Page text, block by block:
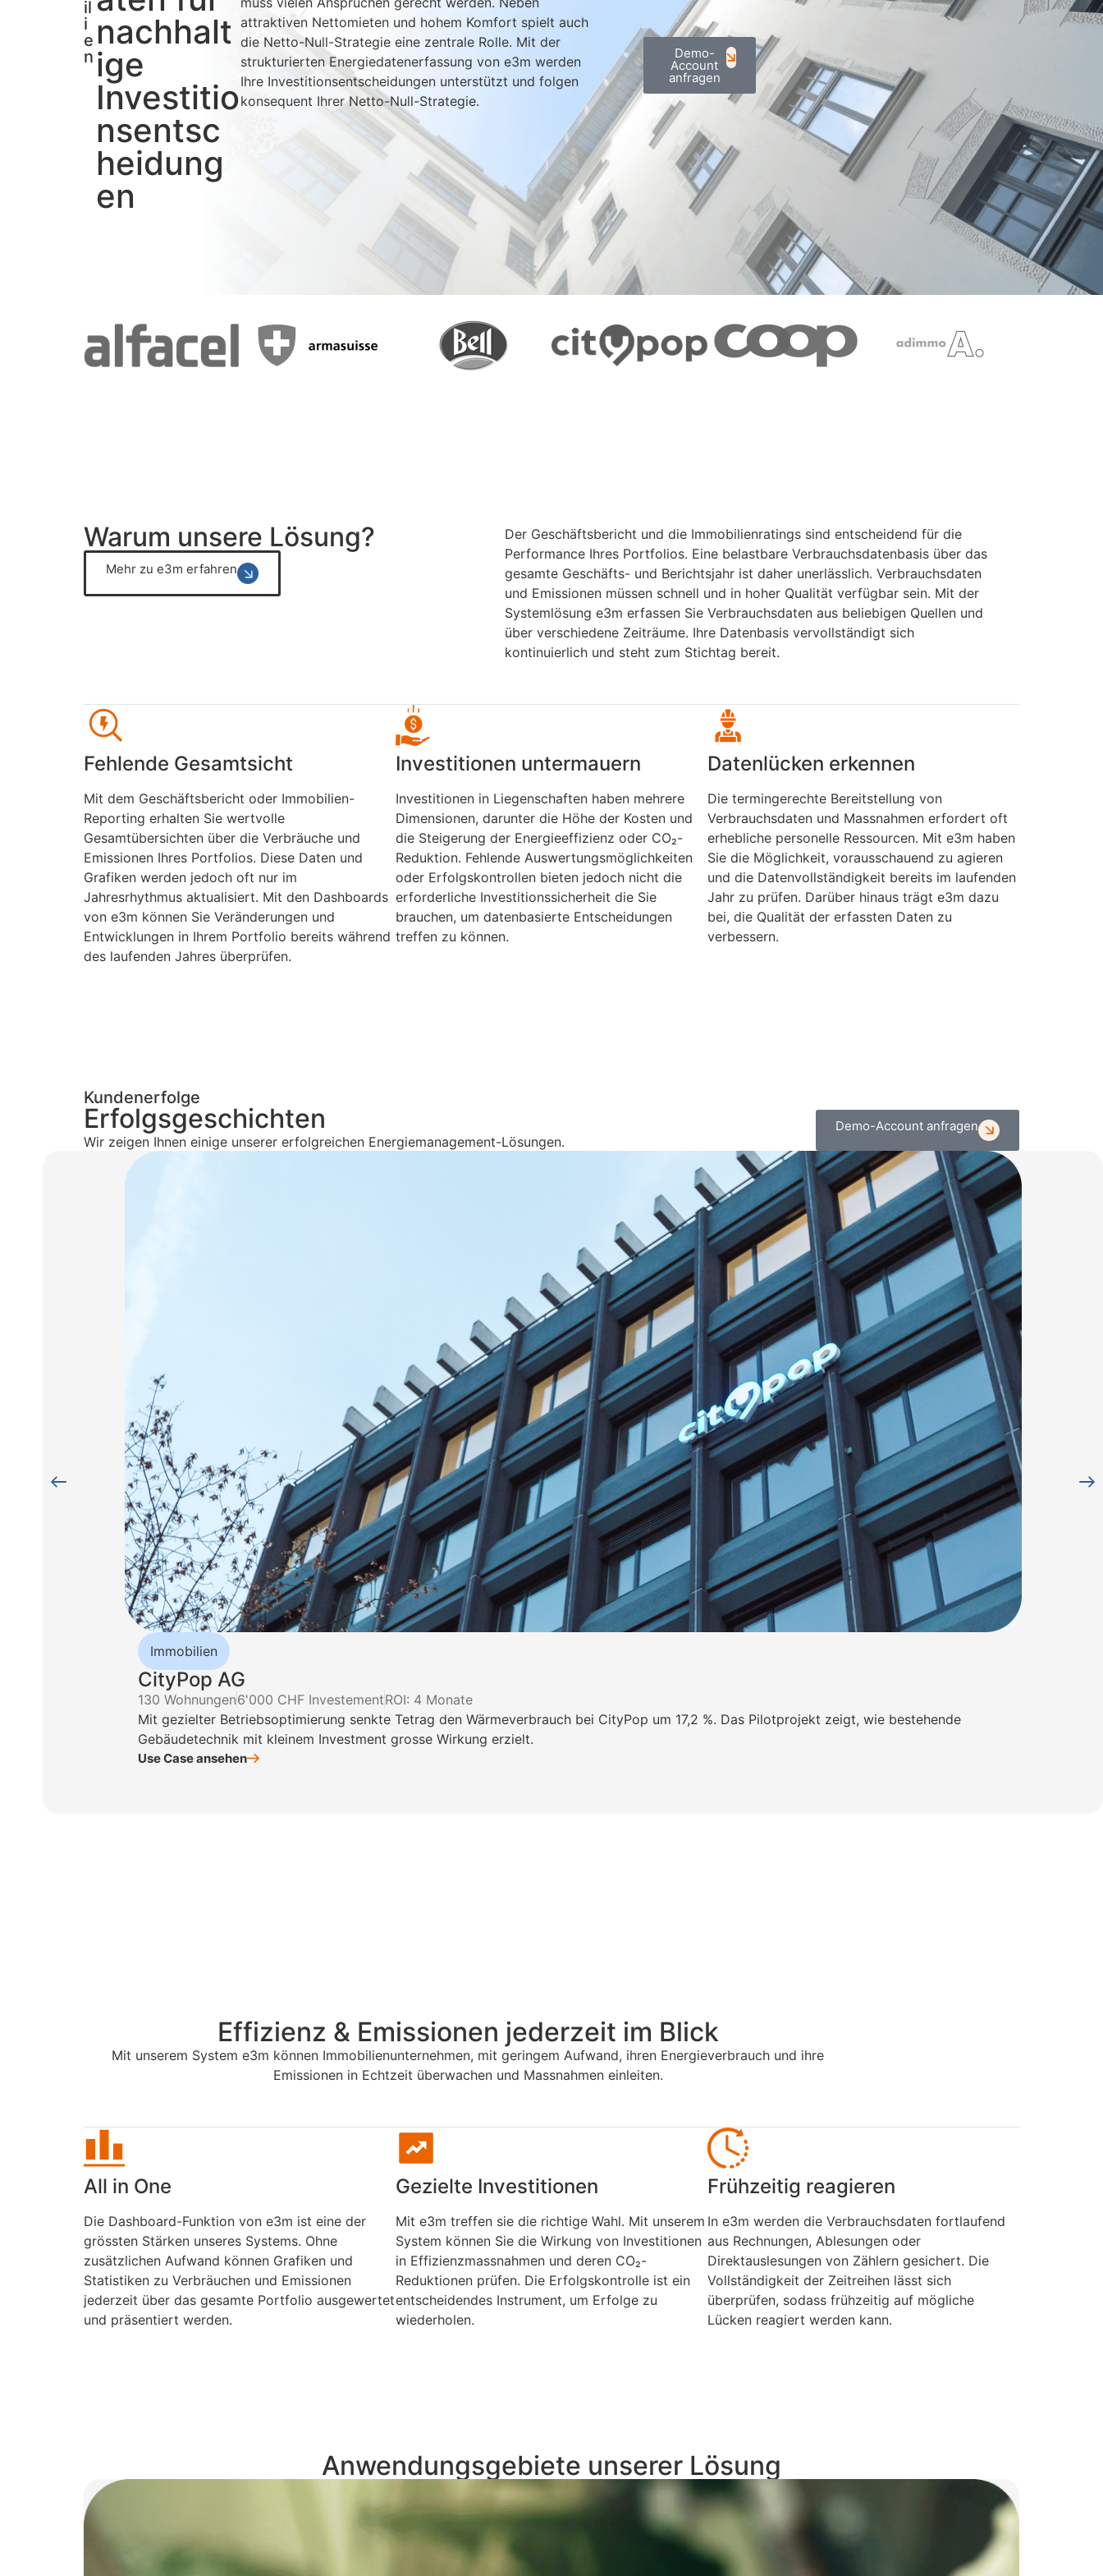
il
i
e
n
nachhalt
ige
Investitio
nsentsc
heidung
en
attraktiven Nettomieten und hohem Komfort spielt auch
die Netto-Null-Strategie eine zentrale Rolle. Mit der
strukturierten Energiedatenerfassung von e3m werden
Ihre Investitionsentscheidungen unterstützt und folgen
konsequent Ihrer Netto-Null-Strategie.
Demo-
Account
anfragen
Warum unsere Lösung?
Mehr zu e3m erfahren
Der Geschäftsbericht und die Immobilienratings sind entscheidend für die
Performance Ihres Portfolios. Eine belastbare Verbrauchsdatenbasis über das
gesamte Geschäfts- und Berichtsjahr ist daher unerlässlich. Verbrauchsdaten
und Emissionen müssen schnell und in hoher Qualität verfügbar sein. Mit der
Systemlösung e3m erfassen Sie Verbrauchsdaten aus beliebigen Quellen und
über verschiedene Zeiträume. Ihre Datenbasis vervollständigt sich
kontinuierlich und steht zum Stichtag bereit.
Fehlende Gesamtsicht
Mit dem Geschäftsbericht oder Immobilien-
Reporting erhalten Sie wertvolle
Gesamtübersichten über die Verbräuche und
Emissionen Ihres Portfolios. Diese Daten und
Grafiken werden jedoch oft nur im
Jahresrhythmus aktualisiert. Mit den Dashboards
von e3m können Sie Veränderungen und
Entwicklungen in Ihrem Portfolio bereits während
des laufenden Jahres überprüfen.
Investitionen untermauern
Investitionen in Liegenschaften haben mehrere
Dimensionen, darunter die Höhe der Kosten und
die Steigerung der Energieeffizienz oder CO₂-
Reduktion. Fehlende Auswertungsmöglichkeiten
oder Erfolgskontrollen bieten jedoch nicht die
erforderliche Investitionssicherheit die Sie
brauchen, um datenbasierte Entscheidungen
treffen zu können.
Datenlücken erkennen
Die termingerechte Bereitstellung von
Verbrauchsdaten und Massnahmen erfordert oft
erhebliche personelle Ressourcen. Mit e3m haben
Sie die Möglichkeit, vorausschauend zu agieren
und die Datenvollständigkeit bereits im laufenden
Jahr zu prüfen. Darüber hinaus trägt e3m dazu
bei, die Qualität der erfassten Daten zu
verbessern.
Kundenerfolge
Erfolgsgeschichten
Wir zeigen Ihnen einige unserer erfolgreichen Energiemanagement-Lösungen.
Demo-Account anfragen
Immobilien
CityPop AG
130 Wohnungen6'000 CHF InvestementROI: 4 Monate
Mit gezielter Betriebsoptimierung senkte Tetrag den Wärmeverbrauch bei CityPop um 17,2 %. Das Pilotprojekt zeigt, wie bestehende
Gebäudetechnik mit kleinem Investment grosse Wirkung erzielt.
Use Case ansehen
Effizienz & Emissionen jederzeit im Blick
Mit unserem System e3m können Immobilienunternehmen, mit geringem Aufwand, ihren Energieverbrauch und ihre
Emissionen in Echtzeit überwachen und Massnahmen einleiten.
All in One
Die Dashboard-Funktion von e3m ist eine der
grössten Stärken unseres Systems. Ohne
zusätzlichen Aufwand können Grafiken und
Statistiken zu Verbräuchen und Emissionen
jederzeit über das gesamte Portfolio ausgewertet
und präsentiert werden.
Gezielte Investitionen
Mit e3m treffen sie die richtige Wahl. Mit unserem
System können Sie die Wirkung von Investitionen
in Effizienzmassnahmen und deren CO₂-
Reduktionen prüfen. Die Erfolgskontrolle ist ein
entscheidendes Instrument, um Erfolge zu
wiederholen.
Frühzeitig reagieren
In e3m werden die Verbrauchsdaten fortlaufend
aus Rechnungen, Ablesungen oder
Direktauslesungen von Zählern gesichert. Die
Vollständigkeit der Zeitreihen lässt sich
überprüfen, sodass frühzeitig auf mögliche
Lücken reagiert werden kann.
Anwendungsgebiete unserer Lösung